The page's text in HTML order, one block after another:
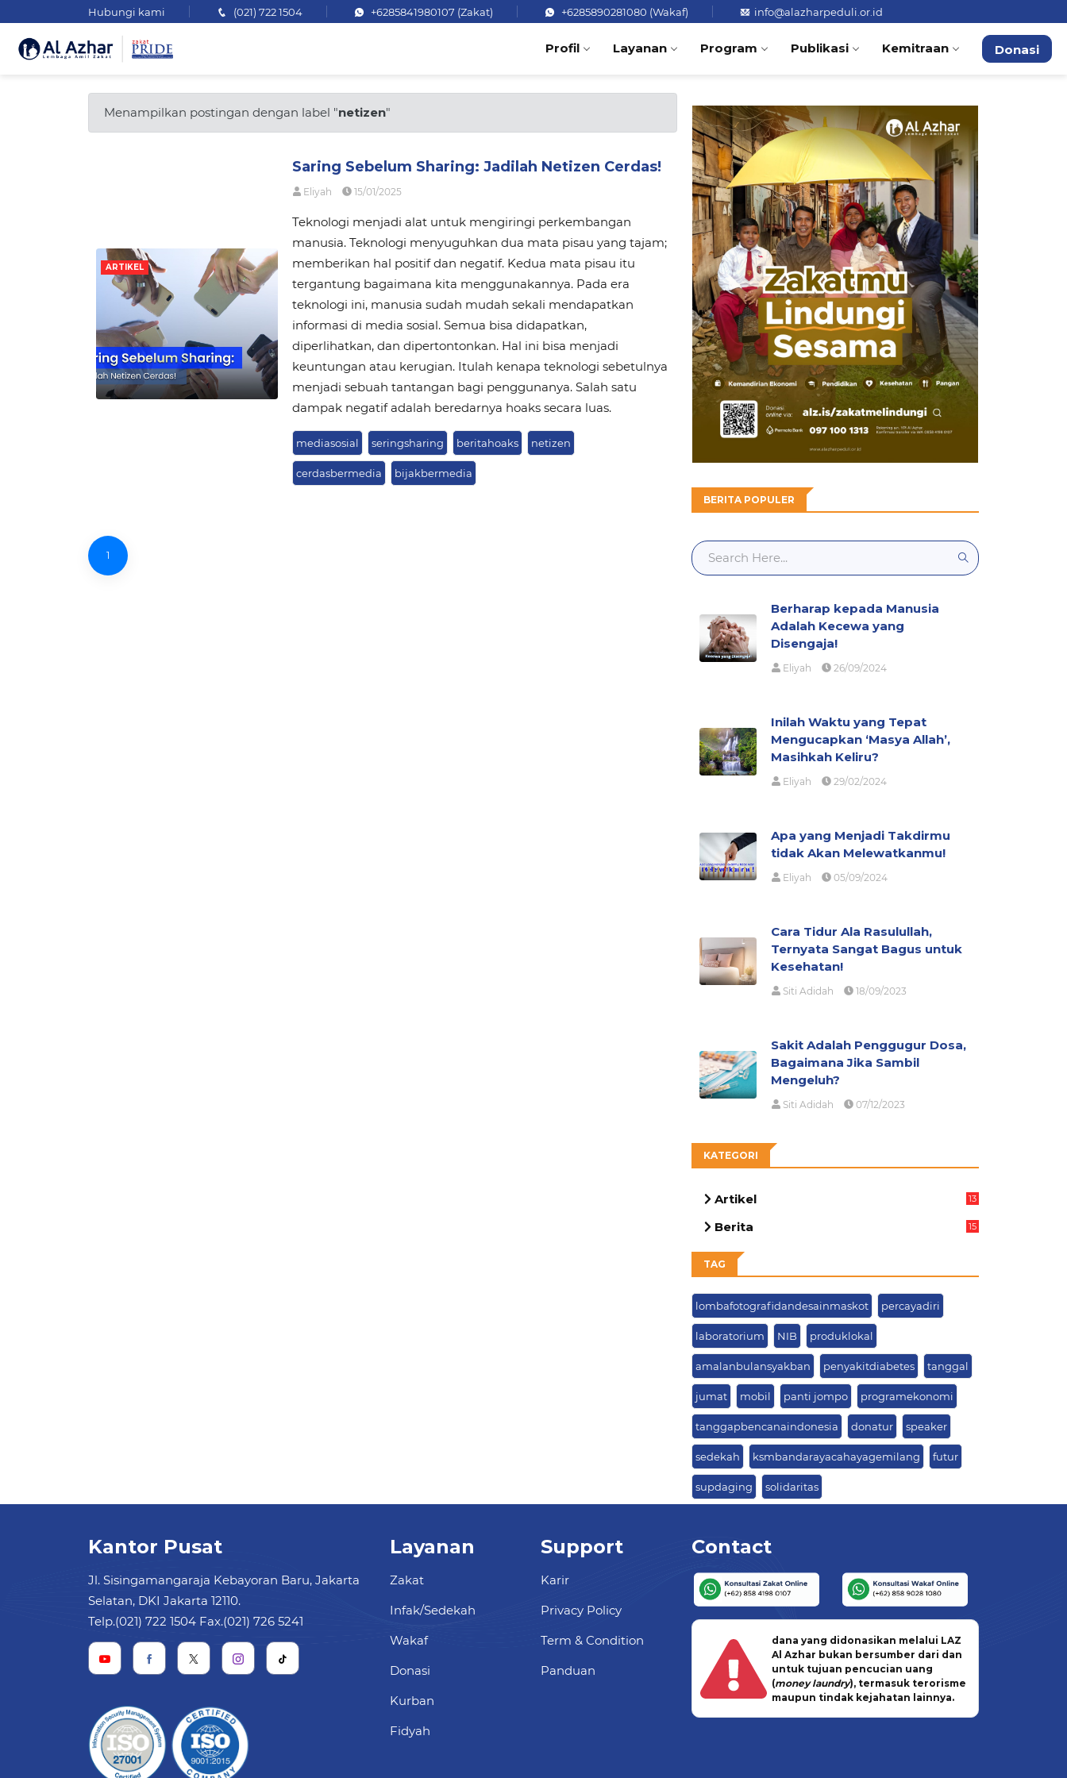
Hubungi kami (021) 722 1504 +6285841980107 (Zakat) +6285890281080 (Wakaf) info@alazharpeduli.or.id
Profil Layanan Program Publikasi Kemitraan Donasi
Menampilkan postingan dengan label "netizen"
ARTIKEL
Saring Sebelum Sharing: Jadilah Netizen Cerdas!
Eliyah 15/01/2025
Teknologi menjadi alat untuk mengiringi perkembangan
manusia. Teknologi menyuguhkan dua mata pisau yang tajam;
memberikan hal positif dan negatif. Kedua mata pisau itu
tergantung bagaimana kita menggunakannya. Pada era
teknologi ini, manusia sudah mudah sekali mendapatkan
informasi di media sosial. Semua bisa didapatkan,
diperlihatkan, dan dipertontonkan. Hal ini bisa menjadi
keuntungan atau kerugian. Itulah kenapa teknologi sebetulnya
menjadi sebuah tantangan bagi penggunanya. Salah satu
dampak negatif adalah beredarnya hoaks secara luas.
mediasosial seringsharing beritahoaks netizen
cerdasbermedia bijakbermedia
1
BERITA POPULER
Berharap kepada Manusia
Adalah Kecewa yang
Disengaja!
Eliyah 26/09/2024
Inilah Waktu yang Tepat
Mengucapkan ‘Masya Allah’,
Masihkah Keliru?
Eliyah 29/02/2024
Apa yang Menjadi Takdirmu
tidak Akan Melewatkanmu!
Eliyah 05/09/2024
Cara Tidur Ala Rasulullah,
Ternyata Sangat Bagus untuk
Kesehatan!
Siti Adidah 18/09/2023
Sakit Adalah Penggugur Dosa,
Bagaimana Jika Sambil
Mengeluh?
Siti Adidah 07/12/2023
KATEGORI
Artikel
13
Berita
15
TAG
lombafotografidandesainmaskot percayadiri
laboratorium NIB produklokal
amalanbulansyakban penyakitdiabetes tanggal
jumat mobil panti jompo programekonomi
tanggapbencanaindonesia donatur speaker
sedekah ksmbandarayacahayagemilang futur
supdaging solidaritas
Kantor Pusat
Jl. Sisingamangaraja Kebayoran Baru, Jakarta
Selatan, DKI Jakarta 12110.
Telp.(021) 722 1504 Fax.(021) 726 5241
Layanan
Zakat
Infak/Sedekah
Wakaf
Donasi
Kurban
Fidyah
Support
Karir
Privacy Policy
Term & Condition
Panduan
Contact
dana yang didonasikan melalui LAZ
Al Azhar bukan bersumber dari dan
untuk tujuan pencucian uang
(money laundry), termasuk terorisme
maupun tindak kejahatan lainnya.